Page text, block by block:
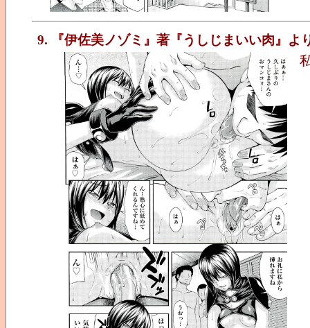
9. 『伊佐美ノゾミ』著『うしじまいい肉』よ